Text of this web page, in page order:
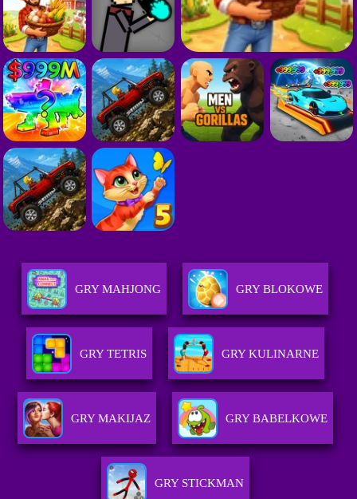
GRY MAHJONG GRY BLOKOWE
GRY TETRIS GRY KULINARNE
GRY MAKIJAZ GRY BABELKOWE
GRY STICKMAN